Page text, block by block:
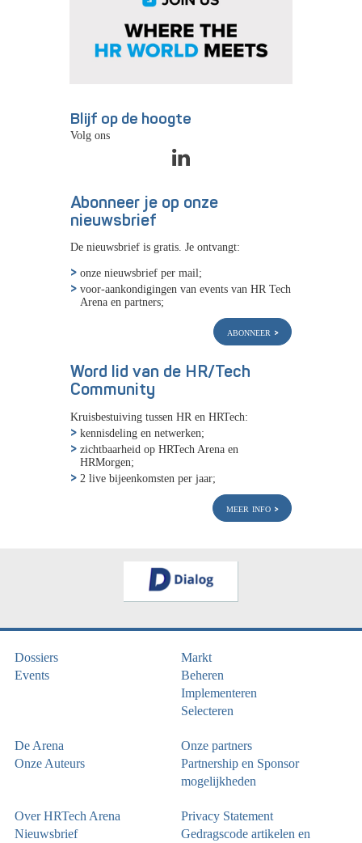
Blijf op de hoogte
Volg ons
Abonneer je op onze
nieuwsbrief
De nieuwsbrief is gratis. Je ontvangt:
onze nieuwsbrief per mail;
voor-aankondigingen van events van HR Tech
Arena en partners;
abonneer
Word lid van de HR/Tech
Community
Kruisbestuiving tussen HR en HRTech:
kennisdeling en netwerken;
zichtbaarheid op HRTech Arena en
HRMorgen;
2 live bijeenkomsten per jaar;
meer info
Dossiers
Events
Markt
Beheren
Implementeren
Selecteren
De Arena
Onze Auteurs
Onze partners
Partnership en Sponsor
mogelijkheden
Over HRTech Arena
Nieuwsbrief
Privacy Statement
Gedragscode artikelen en